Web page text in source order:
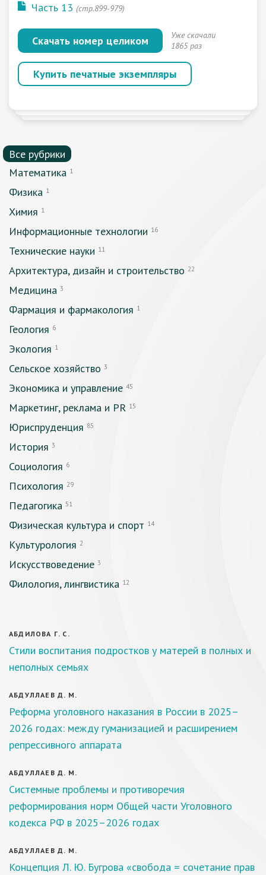
Часть 13 (стр.899-979)
Скачать номер целиком
Уже скачали
1865 раз
Купить печатные экземпляры
Все рубрики
Математика 1
Физика 1
Химия 1
Информационные технологии 16
Технические науки 11
Архитектура, дизайн и строительство 22
Медицина 3
Фармация и фармакология 1
Геология 6
Экология 1
Сельское хозяйство 3
Экономика и управление 45
Маркетинг, реклама и PR 15
Юриспруденция 85
История 3
Социология 6
Психология 29
Педагогика 51
Физическая культура и спорт 14
Культурология 2
Искусствоведение 3
Филология, лингвистика 12
АБДИЛОВА Г. С.
Стили воспитания подростков у матерей в полных и
неполных семьях
АБДУЛЛАЕВ Д. М.
Реформа уголовного наказания в России в 2025–
2026 годах: между гуманизацией и расширением
репрессивного аппарата
АБДУЛЛАЕВ Д. М.
Системные проблемы и противоречия
реформирования норм Общей части Уголовного
кодекса РФ в 2025–2026 годах
АБДУЛЛАЕВ Д. М.
Концепция Л. Ю. Бугрова «свобода = сочетание прав